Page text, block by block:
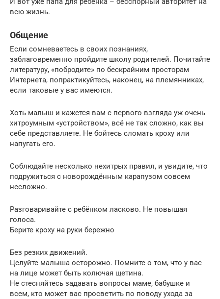
всю жизнь.
Общение
Если сомневаетесь в своих познаниях,
заблаговременно пройдите школу родителей. Почитайте
литературу, «побродите» по бескрайним просторам
Интернета, попрактикуйтесь, наконец, на племянниках,
если таковые у вас имеются.
Хоть малыш и кажется вам с первого взгляда уж очень
хитроумным «устройством», всё не так сложно, как вы
себе представляете. Не бойтесь сломать кроху или
напугать его.
Соблюдайте несколько нехитрых правил, и увидите, что
подружиться с новорождённым карапузом совсем
несложно.
Разговаривайте с ребёнком ласково. Не повышая
голоса.
Берите кроху на руки бережно
Без резких движений.
Целуйте малыша осторожно. Помните о том, что у вас
на лице может быть колючая щетина.
Не стесняйтесь задавать вопросы маме, бабушке и
всем, кто может вас просветить по поводу ухода за